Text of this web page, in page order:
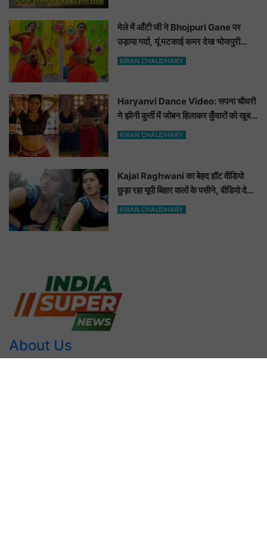
मेले में आँटी जी ने Bhojpuri Gane पर
उड़ाया गर्दा, यूं मटकाई कमर देख भोजपुरी
हसीनाएं भी शरमाई a
KIRAN CHAUDHARY
Haryanvi Dance Video: सपना चौधरी
ने झीनी कुर्ती में जोबन हिलाकर कुँवारों को खूब
ललचाया, यूट्यूब पर छाया Hot Dance
KIRAN CHAUDHARY
Kajal Raghwani का बेहद हॉट वीडियो
छुड़ा रहा यूपी बिहार वालों के पसीने, वीडियो देख
आप भी हो जाओगे बेकाबू
KIRAN CHAUDHARY
About Us